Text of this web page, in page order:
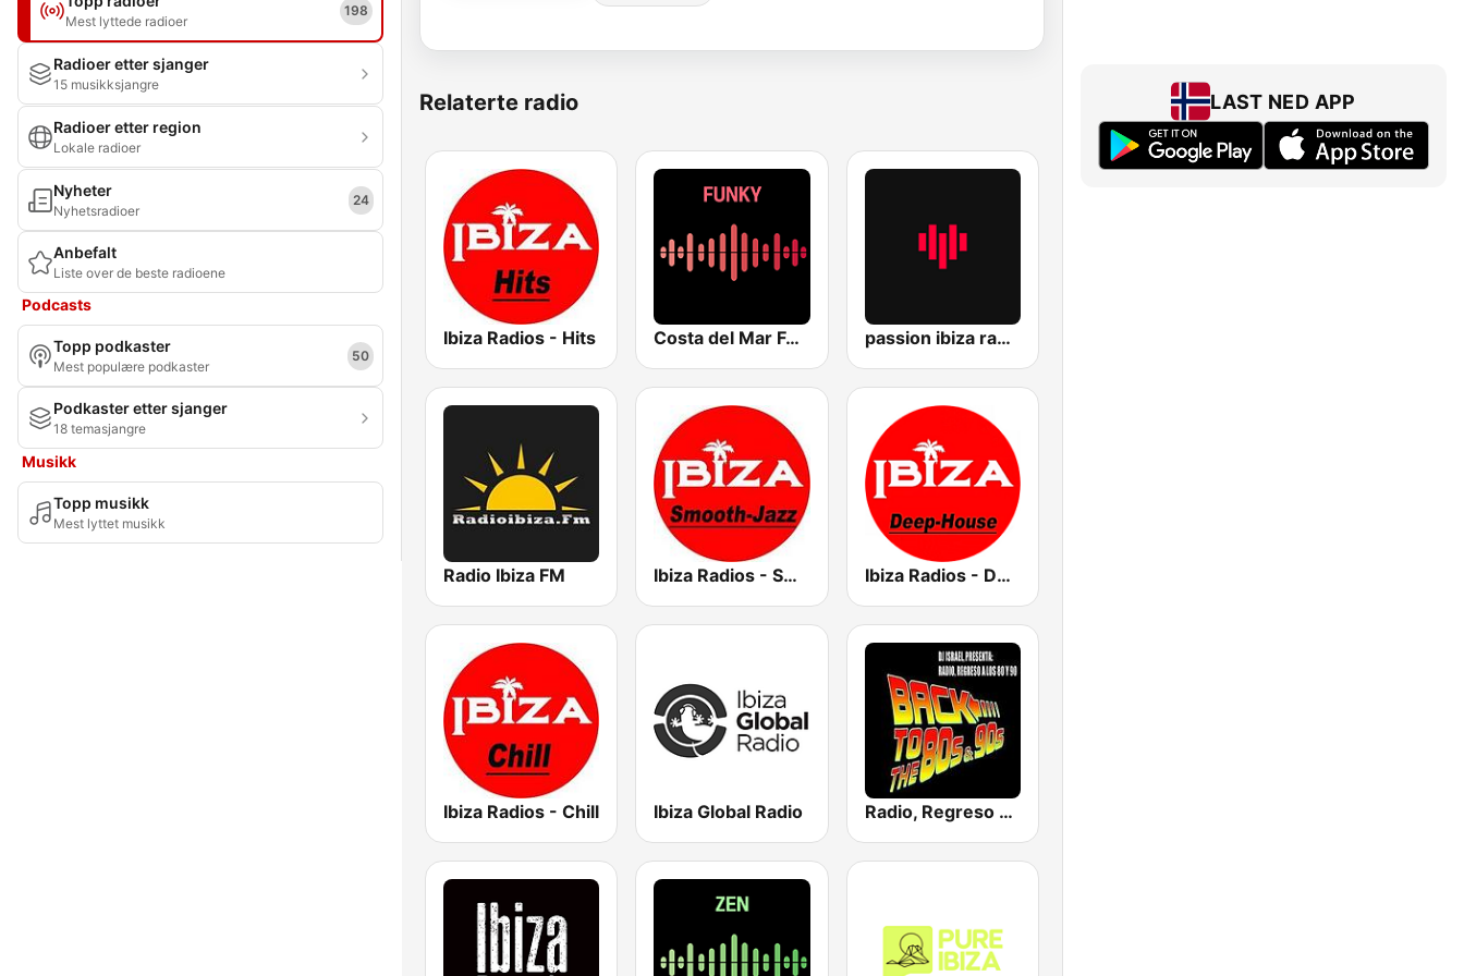
Mest lyttede radioer
198
Radioer etter sjanger
15 musikksjangre
Radioer etter region
Lokale radioer
Nyheter
Nyhetsradioer
24
Anbefalt
Liste over de beste radioene
Podcasts
Topp podkaster
Mest populære podkaster
50
Podkaster etter sjanger
18 temasjangre
Musikk
Topp musikk
Mest lyttet musikk
Relaterte radio
Ibiza Radios - Hits Costa del Mar Funky passion ibiza radio
Radio Ibiza FM Ibiza Radios - Smooth Jazz Ibiza Radios - Deep House
Ibiza Radios - Chill Ibiza Global Radio Radio, Regreso a los 80 y 90
LAST NED APP